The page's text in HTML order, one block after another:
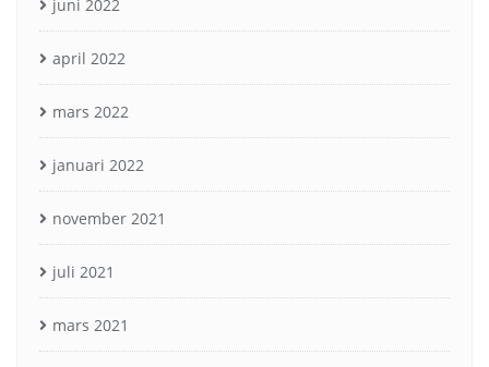
juni 2022
april 2022
mars 2022
januari 2022
november 2021
juli 2021
mars 2021